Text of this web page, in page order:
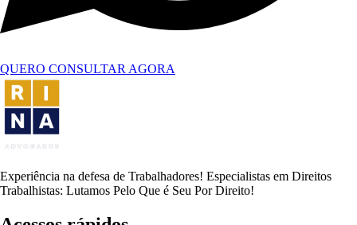
QUERO CONSULTAR AGORA
Experiência na defesa de Trabalhadores! Especialistas em Direitos
Trabalhistas: Lutamos Pelo Que é Seu Por Direito!